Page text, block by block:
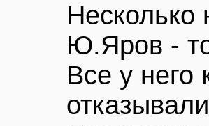
Несколько
Ю.Яров -
Все у него